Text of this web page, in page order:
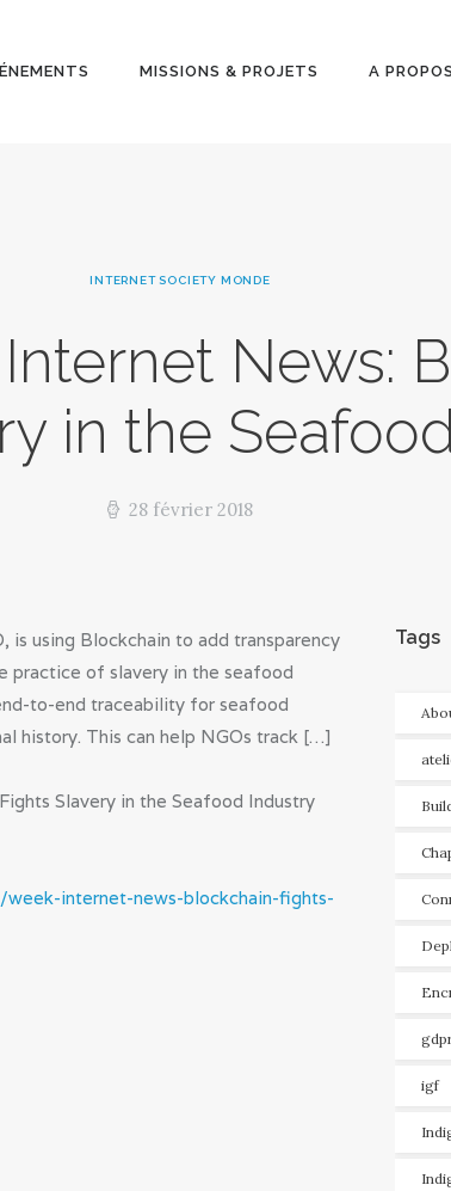
MISSIONS & PROJETS A PROPOS
INTERNET SOCIETY MONDE
News:
in the
28 février 2018
ÉVÉNEMENT
is using Blockchain to add transparency
practice of slavery in the seafood
to-end traceability for seafood
history. This can help NGOs track […]
Slavery in the Seafood Industry
internet-news-blockchain-fights-
Tags
igf